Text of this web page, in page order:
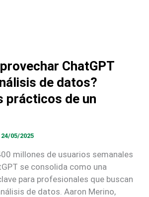
ChatGPT
de datos?
prácticos de un
24/05/2025
millones de usuarios semanales
se consolida como una
para profesionales que buscan
de datos. Aaron Merino,